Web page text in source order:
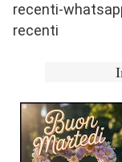
recenti-
recenti